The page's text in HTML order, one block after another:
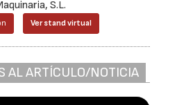
S.L.
Ver stand virtual
AL ARTÍCULO/NOTICIA